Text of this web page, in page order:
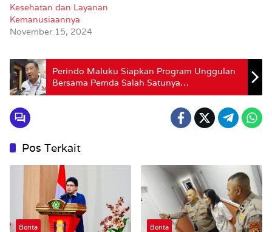
Kesehatan dan Layanan
Kemanusiaannya
November 15, 2024
Perindo Maluku Siapkan Program Unggulan
Bersama Pemda Salah Satunya
Pemberdayaan UMKM
Pos Terkait
Berita Berita